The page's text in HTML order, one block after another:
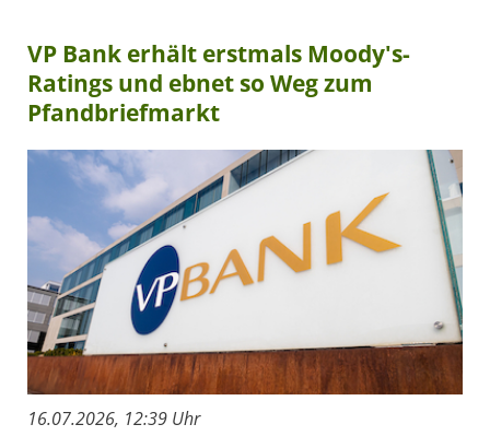
VP Bank erhält erstmals Moody's-
Ratings und ebnet so Weg zum
Pfandbriefmarkt
16.07.2026, 12:39 Uhr